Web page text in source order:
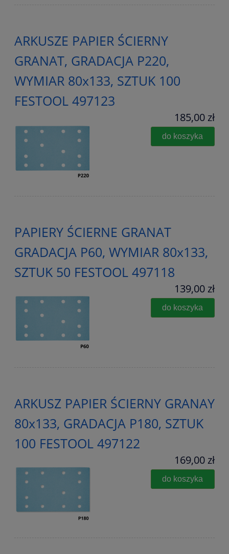
ARKUSZE PAPIER ŚCIERNY
GRANAT, GRADACJA P220,
WYMIAR 80x133, SZTUK 100
FESTOOL 497123
185,00 zł
do koszyka
PAPIERY ŚCIERNE GRANAT
GRADACJA P60, WYMIAR 80x133,
SZTUK 50 FESTOOL 497118
139,00 zł
do koszyka
ARKUSZ PAPIER ŚCIERNY GRANAY
80x133, GRADACJA P180, SZTUK
100 FESTOOL 497122
169,00 zł
do koszyka